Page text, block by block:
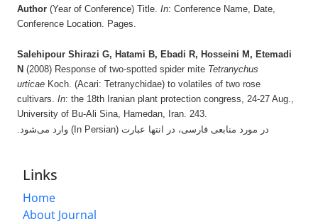
Author (Year of Conference) Title. In: Conference Name, Date,
Conference Location. Pages.
Salehipour Shirazi G, Hatami B, Ebadi R, Hosseini M, Etemadi
N (2008) Response of two-spotted spider mite Tetranychus
urticae Koch. (Acari: Tetranychidae) to volatiles of two rose
cultivars. In: the 18th Iranian plant protection congress, 24-27 Aug.,
University of Bu-Ali Sina, Hamedan, Iran. 243.
در مورد منابعی فارسی، در انتها عبارت (In Persian) وارد می‌شود.
Links
Home
About Journal